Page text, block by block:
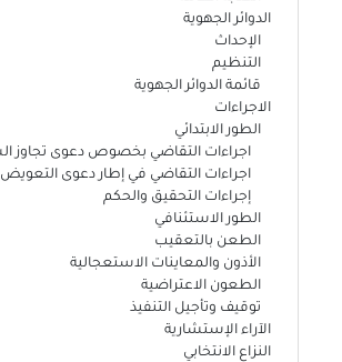
الدوائر الجهوية
الإحداث
التنظيم
قائمة الدوائر الجهوية
الاجراءات
الطور الابتدائي
اجراءات التقاضي بخصوص دعوى تجاوز
اجراءات التقاضي في إطار دعوى التعويض
إجراءات التحقيق والحكم
الطور الاستئنافي
الطعن بالتعقيب
الأذون والمعاينات الاستعجالية
الطعون الاعتراضية
توقيف وتأجيل التنفيذ
الآراء الإستشارية
النزاع الانتخابي